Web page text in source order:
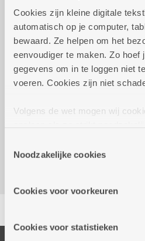
Cookies zijn kleine digitale
automatisch op je computer,
bewaard. Ze helpen om het
eenvoudiger te maken. Zo hoef
gegevens om in te loggen niet
voeren. Cookies zijn niet
Volgens de wet mogen wij
cookies hebben we jouw
cookies worden geplaatst door
informatie over jouw
partners kunnen deze
Noodzakelijke cookies
Cookies voor voorkeuren
Cookies voor statistieken
Praktisch
Wekelijks op maandag
december 2027
Dienstencentrum
2060 Antwerpen